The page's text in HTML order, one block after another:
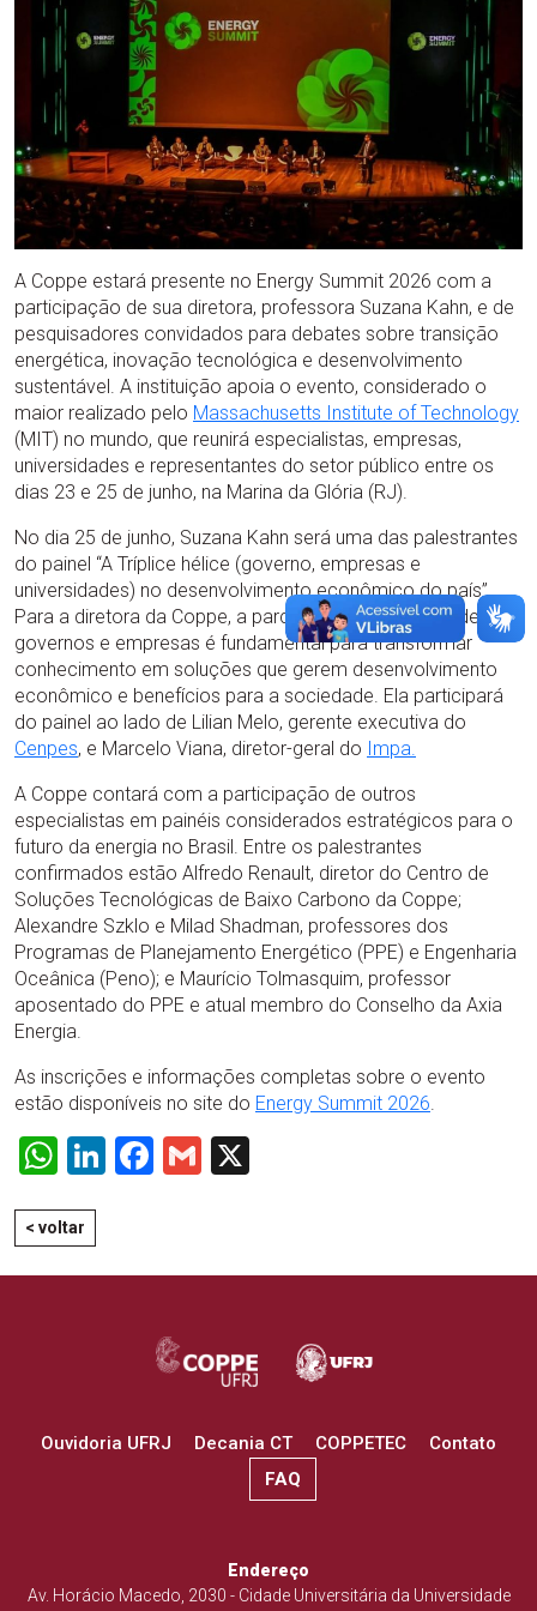
A Coppe estará presente no Energy Summit 2026 com a
participação de sua diretora, professora Suzana Kahn, e de
pesquisadores convidados para debates sobre transição
energética, inovação tecnológica e desenvolvimento
sustentável. A instituição apoia o evento, considerado o
maior realizado pelo Massachusetts Institute of Technology
(MIT) no mundo, que reunirá especialistas, empresas,
universidades e representantes do setor público entre os
dias 23 e 25 de junho, na Marina da Glória (RJ).
No dia 25 de junho, Suzana Kahn será uma das palestrantes
do painel “A Tríplice hélice (governo, empresas e
universidades) no desenvolvimento econômico do país”.
Para a diretora da Coppe, a parceria entre universidades,
governos e empresas é fundamental para transformar
conhecimento em soluções que gerem desenvolvimento
econômico e benefícios para a sociedade. Ela participará
do painel ao lado de Lilian Melo, gerente executiva do
Cenpes, e Marcelo Viana, diretor-geral do Impa.
A Coppe contará com a participação de outros
especialistas em painéis considerados estratégicos para o
futuro da energia no Brasil. Entre os palestrantes
confirmados estão Alfredo Renault, diretor do Centro de
Soluções Tecnológicas de Baixo Carbono da Coppe;
Alexandre Szklo e Milad Shadman, professores dos
Programas de Planejamento Energético (PPE) e Engenharia
Oceânica (Peno); e Maurício Tolmasquim, professor
aposentado do PPE e atual membro do Conselho da Axia
Energia.
As inscrições e informações completas sobre o evento
estão disponíveis no site do Energy Summit 2026
WhatsApp
LinkedIn
Facebook
Gmail
< voltar
Ouvidoria UFRJ Decania CT COPPETEC
Contato
FAQ
Endereço
Av. Horácio Macedo, 2030 - Cidade Universitária da Universidade